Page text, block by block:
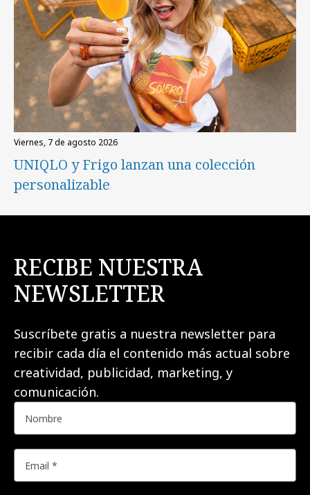
viernes, 7 de agosto 2026
UNIQLO y Frigo lanzan una colección
personalizable
RECIBE NUESTRA
NEWSLETTER
Suscríbete gratis a nuestra newsletter para
recibir cada día el contenido más actual sobre
creatividad, publicidad, marketing, y
comunicación.